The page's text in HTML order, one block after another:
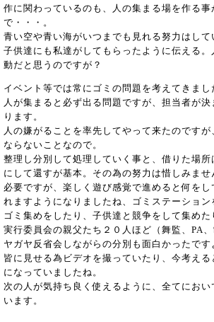
作に関わっているのも、人の集まる場を作る事
で・・・。
青い空や青い海がいつまでも見れる努力はして
子供達にも私達がしてもらったように伝える
動だと思うのですが？
イベント等では常にゴミの問題を考えてきまし
人が集まると必ず出る問題ですが、担当者が
ります。
人の嫌がることを率先してやって来たのです
ならないことなので。
整理し分別して処理していく事と、借りた場
にして還すが基本。その為の努力は惜しみま
必要ですが、楽しく遊び感覚で進めると何をし
れますようになりましたね、ゴミステーショ
ゴミ集めをしたり、子供達と競争をして集めた
実行委員会の親父たち２０人ほど（舞監、PA
ヤガヤ反省会しながらの分別も面白かったです
皆に見せる為ビデオを撮っていたり、今考え
になっていましたね。
次の人が気持ち良く使えるように、全てにお
います。